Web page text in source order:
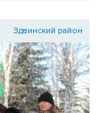
Здвинский район